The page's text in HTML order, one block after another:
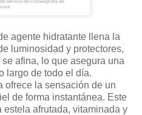
agente hidratante llena la
luminosidad y protectores,
afina, lo que asegura una
largo de todo el día.
ofrece la sensación de un
de forma instantánea. Este
afrutada, vitaminada y